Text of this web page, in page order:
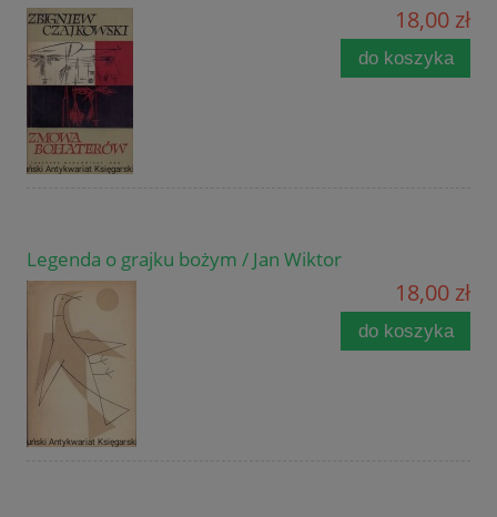
18,00 zł
do koszyka
Legenda o grajku bożym / Jan Wiktor
18,00 zł
do koszyka